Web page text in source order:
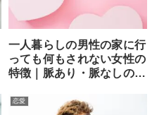
一人暮らしの男性の家に行
っても何もされない女性の
特徴｜脈あり・脈なしの見
恋愛